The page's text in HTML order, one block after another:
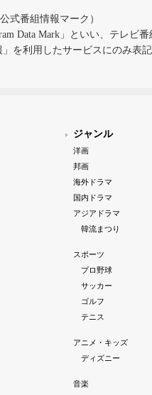
式番組情報マーク）
Data Mark」といい、テレビ
」を利用したサービスにのみ表
ジャンル
洋画
邦画
海外ドラマ
国内ドラマ
アジアドラマ
韓流まつり
スポーツ
プロ野球
サッカー
ゴルフ
テニス
アニメ・キッズ
ディズニー
音楽